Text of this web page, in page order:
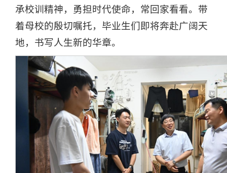
承校训精神，勇担时代使命，常回家看看。带
着母校的殷切嘱托，毕业生们即将奔赴广阔天
地，书写人生新的华章。